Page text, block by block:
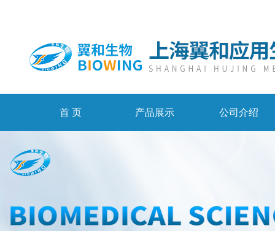
首 页 产品展示 公司介绍